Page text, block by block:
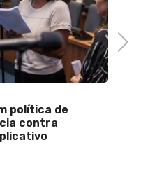
política de
contra
Next